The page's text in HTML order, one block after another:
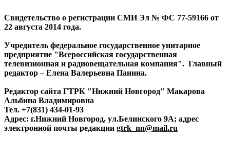
Свидетельство о регистрации СМИ Эл № ФС 77-59166 от
22 августа 2014 года.
Учредитель федеральное государственное унитарное
предприятие "Всероссийская государственная
телевизионная и радиовещательная компания". Главный
редактор – Елена Валерьевна Панина.
Редактор сайта ГТРК "Нижний Новгород" Макарова
Альбина Владимировна
Тел. +7(831) 434-01-93
Адрес: г.Нижний Новгород, ул.Белинского 9А; адрес
электронной почты редакции gtrk_nn@mail.ru